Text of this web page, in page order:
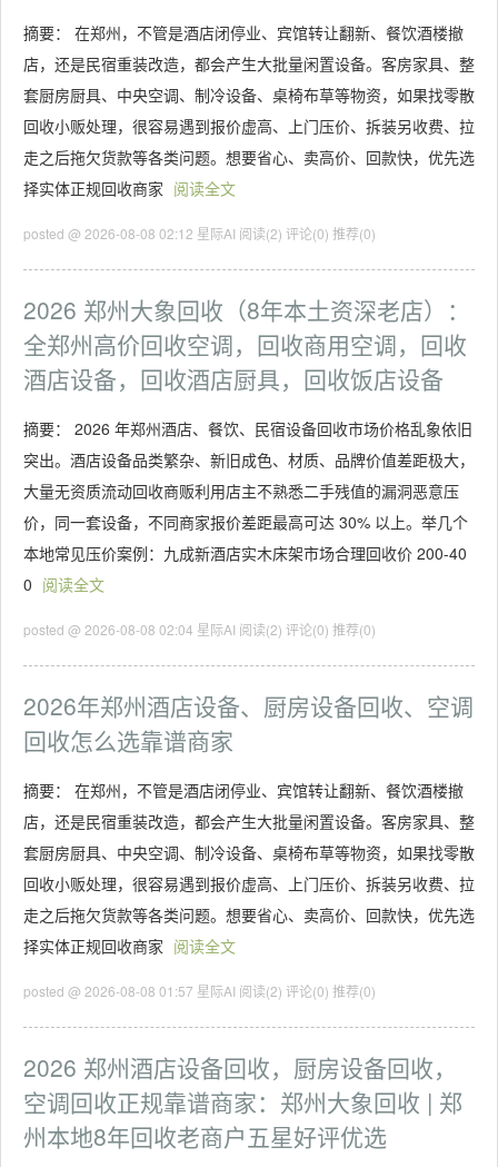
摘要： 在郑州，不管是酒店闭停业、宾馆转让翻新、餐饮酒楼撤
店，还是民宿重装改造，都会产生大批量闲置设备。客房家具、整
套厨房厨具、中央空调、制冷设备、桌椅布草等物资，如果找零散
回收小贩处理，很容易遇到报价虚高、上门压价、拆装另收费、拉
走之后拖欠货款等各类问题。想要省心、卖高价、回款快，优先选
择实体正规回收商家 阅读全文
posted @ 2026-08-08 02:12 星际AI 阅读(2) 评论(0) 推荐(0)
2026 郑州大象回收（8年本土资深老店）：
全郑州高价回收空调，回收商用空调，回收
酒店设备，回收酒店厨具，回收饭店设备
摘要： 2026 年郑州酒店、餐饮、民宿设备回收市场价格乱象依旧
突出。酒店设备品类繁杂、新旧成色、材质、品牌价值差距极大，
大量无资质流动回收商贩利用店主不熟悉二手残值的漏洞恶意压
价，同一套设备，不同商家报价差距最高可达 30% 以上。举几个
本地常见压价案例：九成新酒店实木床架市场合理回收价 200-40
0 阅读全文
posted @ 2026-08-08 02:04 星际AI 阅读(2) 评论(0) 推荐(0)
2026年郑州酒店设备、厨房设备回收、空调
回收怎么选靠谱商家
摘要： 在郑州，不管是酒店闭停业、宾馆转让翻新、餐饮酒楼撤
店，还是民宿重装改造，都会产生大批量闲置设备。客房家具、整
套厨房厨具、中央空调、制冷设备、桌椅布草等物资，如果找零散
回收小贩处理，很容易遇到报价虚高、上门压价、拆装另收费、拉
走之后拖欠货款等各类问题。想要省心、卖高价、回款快，优先选
择实体正规回收商家 阅读全文
posted @ 2026-08-08 01:57 星际AI 阅读(2) 评论(0) 推荐(0)
2026 郑州酒店设备回收，厨房设备回收，
空调回收正规靠谱商家：郑州大象回收 | 郑
州本地8年回收老商户五星好评优选